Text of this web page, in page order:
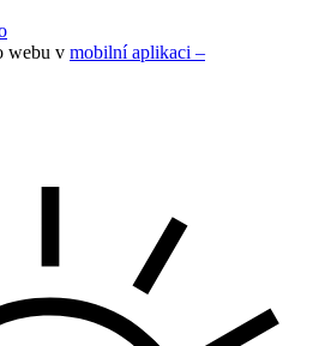
webu v mobilní aplikaci –